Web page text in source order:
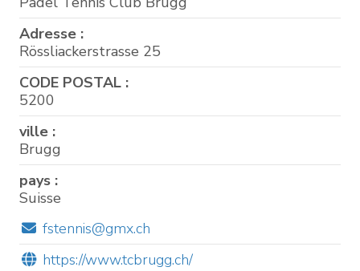
Adresse :
Rössliackerstrasse 25
CODE POSTAL :
5200
ville :
Brugg
pays :
Suisse
fstennis@gmx.ch
https://www.tcbrugg.ch/